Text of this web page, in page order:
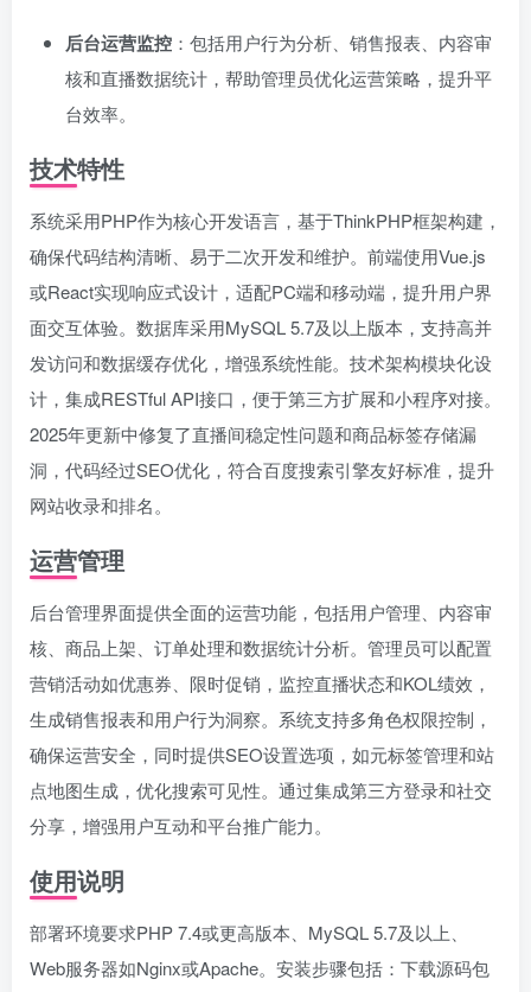
后台运营监控 ：包括用户行为分析、销售报表、内容审
核和直播数据统计，帮助管理员优化运营策略，提升平
台效率。
技术特性
系统采用PHP作为核心开发语言，基于ThinkPHP框架构建，
确保代码结构清晰、易于二次开发和维护。前端使用Vue.js
或React实现响应式设计，适配PC端和移动端，提升用户界
面交互体验。数据库采用MySQL 5.7及以上版本，支持高并
发访问和数据缓存优化，增强系统性能。技术架构模块化设
计，集成RESTful API接口，便于第三方扩展和小程序对接。
2025年更新中修复了直播间稳定性问题和商品标签存储漏
洞，代码经过SEO优化，符合百度搜索引擎友好标准，提升
网站收录和排名。
运营管理
后台管理界面提供全面的运营功能，包括用户管理、内容审
核、商品上架、订单处理和数据统计分析。管理员可以配置
营销活动如优惠券、限时促销，监控直播状态和KOL绩效，
生成销售报表和用户行为洞察。系统支持多角色权限控制，
确保运营安全，同时提供SEO设置选项，如元标签管理和站
点地图生成，优化搜索可见性。通过集成第三方登录和社交
分享，增强用户互动和平台推广能力。
使用说明
部署环境要求PHP 7.4或更高版本、MySQL 5.7及以上、
Web服务器如Nginx或Apache。安装步骤包括：下载源码包